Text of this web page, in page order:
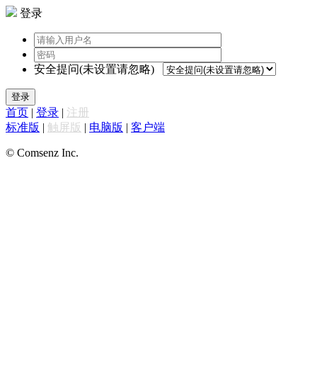
登录
安全提问(未设置请忽略)
登录
首页 | 登录 | 注册
标准版 | 触屏版 | 电脑版 | 客户端
© Comsenz Inc.